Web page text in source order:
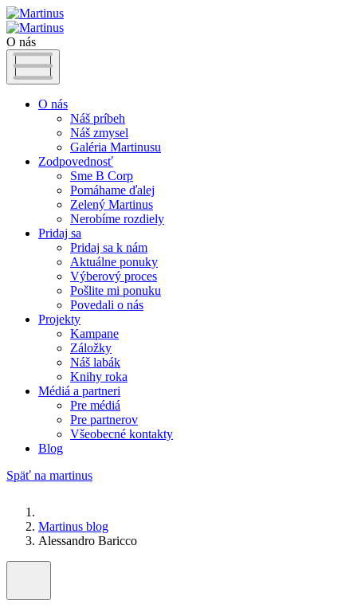
O nás
O nás
Náš príbeh
Náš zmysel
Galéria Martinusu
Zodpovednosť
Sme B Corp
Pomáhame ďalej
Zelený Martinus
Nerobíme rozdiely
Pridaj sa
Pridaj sa k nám
Aktuálne ponuky
Výberový proces
Pošlite mi ponuku
Povedali o nás
Projekty
Kampane
Záložky
Náš labák
Knihy roka
Médiá a partneri
Pre médiá
Pre partnerov
Všeobecné kontakty
Blog
Späť na martinus
Martinus blog
Alessandro Baricco